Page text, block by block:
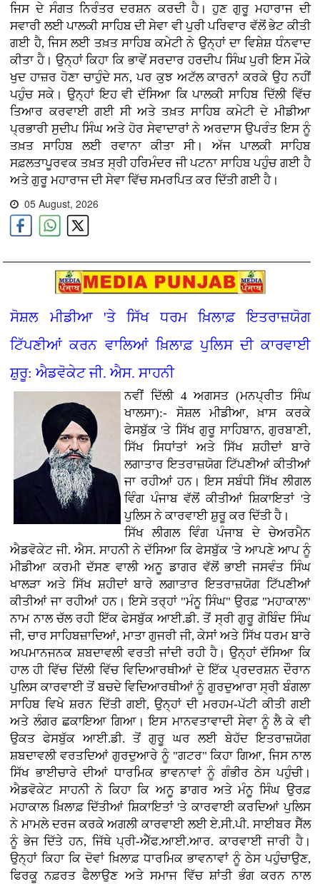
ਜਿਸ ਦੇ ਸੰਗਤ ਨਿਰੰਤਰ ਦਰਸ਼ਨ ਕਰਦੀ ਹੈ। ਹੁਣ ਗੁਰੂ ਮਹਾਰਾਜ ਦੀ
ਸਵਾਰੀ ਲਈ ਪਾਲਕੀ ਸਾਹਿਬ ਦੀ ਸੇਵਾ ਵੀ ਪੁਰੀ ਪਰਿਵਾਰ ਵੱਲੋਂ ਭੇਟ ਕੀਤੀ
ਗਈ ਹੈ, ਜਿਸ ਲਈ ਤਖ਼ਤ ਸਾਹਿਬ ਕਮੇਟੀ ਨੇ ਉਨ੍ਹਾਂ ਦਾ ਵਿਸ਼ੇਸ਼ ਧੰਨਵਾਦ
ਕੀਤਾ ਹੈ। ਉਨ੍ਹਾਂ ਕਿਹਾ ਕਿ ਭਾਵੇਂ ਸਰਦਾਰ ਹਰਦੀਪ ਸਿੰਘ ਪੁਰੀ ਇਸ ਮੌਕੇ
ਖੁਦ ਹਾਜ਼ਰ ਹੋਣਾ ਚਾਹੁੰਦੇ ਸਨ, ਪਰ ਕੁਝ ਅਟੱਲ ਕਾਰਨਾਂ ਕਰਕੇ ਉਹ ਨਹੀਂ
ਪਹੁੰਚ ਸਕੇ। ਉਨ੍ਹਾਂ ਇਹ ਵੀ ਦੱਸਿਆ ਕਿ ਪਾਲਕੀ ਸਾਹਿਬ ਦਿੱਲੀ ਵਿੱਚ
ਤਿਆਰ ਕਰਵਾਈ ਗਈ ਸੀ ਅਤੇ ਤਖ਼ਤ ਸਾਹਿਬ ਕਮੇਟੀ ਦੇ ਮੀਡੀਆ
ਪ੍ਰਭਾਰੀ ਸੁਦੀਪ ਸਿੰਘ ਅਤੇ ਹੋਰ ਸੇਵਾਦਾਰਾਂ ਨੇ ਅਰਦਾਸ ਉਪਰੰਤ ਇਸ ਨੂੰ
ਤਖ਼ਤ ਸਾਹਿਬ ਲਈ ਰਵਾਨਾ ਕੀਤਾ ਸੀ। ਅੱਜ ਪਾਲਕੀ ਸਾਹਿਬ
ਸਫ਼ਲਤਾਪੂਰਵਕ ਤਖ਼ਤ ਸ੍ਰੀ ਹਰਿਮੰਦਰ ਜੀ ਪਟਨਾ ਸਾਹਿਬ ਪਹੁੰਚ ਗਈ ਹੈ
ਅਤੇ ਗੁਰੂ ਮਹਾਰਾਜ ਦੀ ਸੇਵਾ ਵਿੱਚ ਸਮਰਪਿਤ ਕਰ ਦਿੱਤੀ ਗਈ ਹੈ।
05 August, 2026
ਸੋਸ਼ਲ ਮੀਡੀਆ 'ਤੇ ਸਿੱਖ ਧਰਮ ਖ਼ਿਲਾਫ਼ ਇਤਰਾਜ਼ਯੋਗ
ਟਿੱਪਣੀਆਂ ਕਰਨ ਵਾਲਿਆਂ ਖ਼ਿਲਾਫ਼ ਪੁਲਿਸ ਦੀ ਕਾਰਵਾਈ
ਸ਼ੁਰੂ: ਐਡਵੋਕੇਟ ਜੀ. ਐਸ. ਸਾਹਨੀ
ਨਵੀਂ ਦਿੱਲੀ 4 ਅਗਸਤ (ਮਨਪ੍ਰੀਤ ਸਿੰਘ
ਖਾਲਸਾ):- ਸੋਸ਼ਲ ਮੀਡੀਆ, ਖ਼ਾਸ ਕਰਕੇ
ਫੇਸਬੁੱਕ 'ਤੇ ਸਿੱਖ ਗੁਰੂ ਸਾਹਿਬਾਨ, ਗੁਰਬਾਣੀ,
ਸਿੱਖ ਸਿਧਾਂਤਾਂ ਅਤੇ ਸਿੱਖ ਸ਼ਹੀਦਾਂ ਬਾਰੇ
ਲਗਾਤਾਰ ਇਤਰਾਜ਼ਯੋਗ ਟਿੱਪਣੀਆਂ ਕੀਤੀਆਂ
ਜਾ ਰਹੀਆਂ ਹਨ। ਇਸ ਸਬੰਧੀ ਸਿੱਖ ਲੀਗਲ
ਵਿੰਗ ਪੰਜਾਬ ਵੱਲੋਂ ਕੀਤੀਆਂ ਸ਼ਿਕਾਇਤਾਂ 'ਤੇ
ਪੁਲਿਸ ਨੇ ਕਾਰਵਾਈ ਸ਼ੁਰੂ ਕਰ ਦਿੱਤੀ ਹੈ।
ਸਿੱਖ ਲੀਗਲ ਵਿੰਗ ਪੰਜਾਬ ਦੇ ਚੇਅਰਮੈਨ
ਐਡਵੋਕੇਟ ਜੀ. ਐਸ. ਸਾਹਨੀ ਨੇ ਦੱਸਿਆ ਕਿ ਫੇਸਬੁੱਕ 'ਤੇ ਆਪਣੇ ਆਪ ਨੂੰ
ਮੀਡੀਆ ਕਰਮੀ ਦੱਸਣ ਵਾਲੀ ਅਨੂ ਡਾਗਰ ਵੱਲੋਂ ਭਾਈ ਜਸਵੰਤ ਸਿੰਘ
ਖਾਲੜਾ ਅਤੇ ਸਿੱਖ ਸ਼ਹੀਦਾਂ ਬਾਰੇ ਲਗਾਤਾਰ ਇਤਰਾਜ਼ਯੋਗ ਟਿੱਪਣੀਆਂ
ਕੀਤੀਆਂ ਜਾ ਰਹੀਆਂ ਹਨ। ਇਸੇ ਤਰ੍ਹਾਂ "ਮੰਨੂ ਸਿੰਘ" ਉਰਫ਼ "ਮਹਾਕਾਲ"
ਨਾਮ ਨਾਲ ਚੱਲ ਰਹੀ ਇੱਕ ਫੇਸਬੁੱਕ ਆਈ.ਡੀ. ਤੋਂ ਸ੍ਰੀ ਗੁਰੂ ਗੋਬਿੰਦ ਸਿੰਘ
ਜੀ, ਚਾਰ ਸਾਹਿਬਜ਼ਾਦਿਆਂ, ਮਾਤਾ ਗੁਜਰੀ ਜੀ, ਕੇਸਾਂ ਅਤੇ ਸਿੱਖ ਧਰਮ ਬਾਰੇ
ਅਪਮਾਨਜਨਕ ਸ਼ਬਦਾਵਲੀ ਵਰਤੀ ਜਾਂਦੀ ਰਹੀ ਹੈ। ਉਨ੍ਹਾਂ ਦੱਸਿਆ ਕਿ
ਹਾਲ ਹੀ ਵਿੱਚ ਦਿੱਲੀ ਵਿੱਚ ਵਿਦਿਆਰਥੀਆਂ ਦੇ ਇੱਕ ਪ੍ਰਦਰਸ਼ਨ ਦੌਰਾਨ
ਪੁਲਿਸ ਕਾਰਵਾਈ ਤੋਂ ਬਚਦੇ ਵਿਦਿਆਰਥੀਆਂ ਨੂੰ ਗੁਰਦੁਆਰਾ ਸ੍ਰੀ ਬੰਗਲਾ
ਸਾਹਿਬ ਵਿਖੇ ਸ਼ਰਨ ਦਿੱਤੀ ਗਈ, ਉਨ੍ਹਾਂ ਦੀ ਮਰਹਮ-ਪੱਟੀ ਕੀਤੀ ਗਈ
ਅਤੇ ਲੰਗਰ ਛਕਾਇਆ ਗਿਆ। ਇਸ ਮਾਨਵਤਾਵਾਦੀ ਸੇਵਾ ਨੂੰ ਲੈ ਕੇ ਵੀ
ਉਕਤ ਫੇਸਬੁੱਕ ਆਈ.ਡੀ. ਤੋਂ ਗੁਰੂ ਘਰ ਲਈ ਬੇਹੱਦ ਇਤਰਾਜ਼ਯੋਗ
ਸ਼ਬਦਾਵਲੀ ਵਰਤਦਿਆਂ ਗੁਰਦੁਆਰੇ ਨੂੰ "ਗਟਰ" ਕਿਹਾ ਗਿਆ, ਜਿਸ ਨਾਲ
ਸਿੱਖ ਭਾਈਚਾਰੇ ਦੀਆਂ ਧਾਰਮਿਕ ਭਾਵਨਾਵਾਂ ਨੂੰ ਗੰਭੀਰ ਠੇਸ ਪਹੁੰਚੀ।
ਐਡਵੋਕੇਟ ਸਾਹਨੀ ਨੇ ਕਿਹਾ ਕਿ ਅਨੂ ਡਾਗਰ ਅਤੇ ਮੰਨੂ ਸਿੰਘ ਉਰਫ਼
ਮਹਾਕਾਲ ਖ਼ਿਲਾਫ਼ ਦਿੱਤੀਆਂ ਸ਼ਿਕਾਇਤਾਂ 'ਤੇ ਕਾਰਵਾਈ ਕਰਦਿਆਂ ਪੁਲਿਸ
ਨੇ ਮਾਮਲੇ ਦਰਜ ਕਰਕੇ ਅਗਲੀ ਕਾਰਵਾਈ ਲਈ ਏ.ਸੀ.ਪੀ. ਸਾਈਬਰ ਸੈੱਲ
ਨੂੰ ਭੇਜ ਦਿੱਤੇ ਹਨ, ਜਿੱਥੇ ਪ੍ਰੀ-ਐੱਫ.ਆਈ.ਆਰ. ਕਾਰਵਾਈ ਜਾਰੀ ਹੈ।
ਉਨ੍ਹਾਂ ਕਿਹਾ ਕਿ ਦੋਵਾਂ ਖ਼ਿਲਾਫ਼ ਧਾਰਮਿਕ ਭਾਵਨਾਵਾਂ ਨੂੰ ਠੇਸ ਪਹੁੰਚਾਉਣ,
ਫਿਰਕੂ ਨਫ਼ਰਤ ਫੈਲਾਉਣ ਅਤੇ ਸਮਾਜ ਵਿੱਚ ਸ਼ਾਂਤੀ ਭੰਗ ਕਰਨ ਨਾਲ